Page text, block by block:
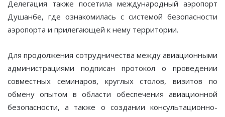
Делегация также посетила международный аэропорт
Душанбе, где ознакомилась с системой безопасности
аэропорта и прилегающей к нему территории.
Для продолжения сотрудничества между авиационными
администрациями подписан протокол о проведении
совместных семинаров, круглых столов, визитов по
обмену опытом в области обеспечения авиационной
безопасности, а также о создании консультационно-